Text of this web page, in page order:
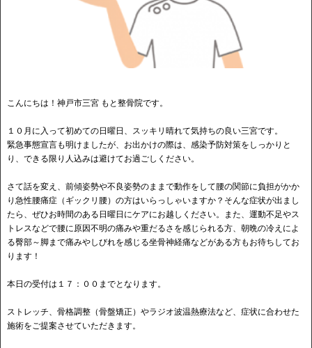
こんにちは！神戸市三宮 もと整骨院です。
１０月に入って初めての日曜日、スッキリ晴れて気持ちの良い三宮です。
緊急事態宣言も明けましたが、お出かけの際は、感染予防対策をしっかりと
り、できる限り人込みは避けてお過ごしください。
さて話を変え、前傾姿勢や不良姿勢のままで動作をして腰の関節に負担がかか
り急性腰痛症（ギックリ腰）の方はいらっしゃいますか？そんな症状が出まし
たら、ぜひお時間のある日曜日にケアにお越しください。また、運動不足やス
トレスなどで腰に原因不明の痛みや重だるさを感じられる方、朝晩の冷えによ
る臀部～脚まで痛みやしびれを感じる坐骨神経痛などがある方もお待ちしてお
ります！
本日の受付は１７：００までとなります。
ストレッチ、骨格調整（骨盤矯正）やラジオ波温熱療法など、症状に合わせた
施術をご提案させていただきます。